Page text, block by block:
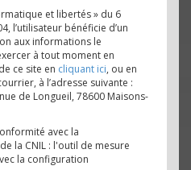
et libertés » du 6
l’utilisateur bénéficie d’un
aux informations le
à tout moment en
ce site en cliquant ici, ou en
à l’adresse suivante :
de Longueil, 78600 Maisons-
avec la
la CNIL : l'outil de mesure
la configuration